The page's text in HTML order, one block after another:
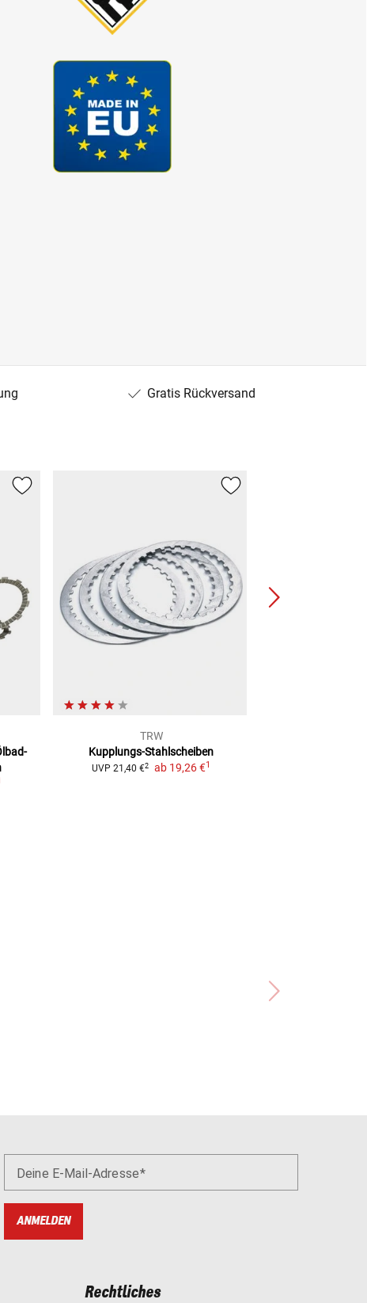
Gratis Rückversand
TRW
Kupplungs-Stahlscheiben
UVP 21,40 €2 ab 19,26 €1
Deine E-Mail-Adresse
ANMELDEN
Rechtliches